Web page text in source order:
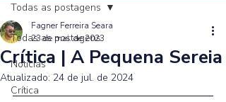
Todas as postagens
Noticias
Crítica
Todas as postagens
Crítica | A Pequena Sereia
Fagner Ferreira Seara
23 de mai. de 2023
Atualizado: 24 de jul. de 2024